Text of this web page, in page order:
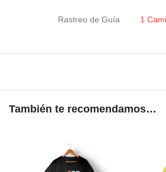
Rastreo de Guía 1
También te recomendamos…